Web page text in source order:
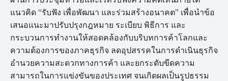
แนวคิด “รับฟัง เพื่อพัฒนา และร่วมสร้างอนาคต” เพื่อนำข้อ
เสนอแนะมาปรับปรุงกฎหมาย ระเบียบ พิธีการ และ
กระบวนการทำงานให้สอดคล้องกับบริบทการค้าโลกและ
ความต้องการของภาคธุรกิจ ลดอุปสรรคในการดำเนินธุรกิจ
อำนวยความสะดวกทางการค้า และยกระดับขีดความ
สามารถในการแข่งขันของประเทศ จนเกิดผลเป็นรูปธรรม